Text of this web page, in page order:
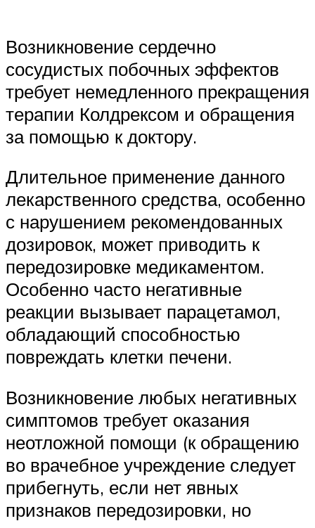
Возникновение сердечно
сосудистых побочных эффектов
требует немедленного прекращения
терапии Колдрексом и обращения
за помощью к доктору.
Длительное применение данного
лекарственного средства, особенно
с нарушением рекомендованных
дозировок, может приводить к
передозировке медикаментом.
Особенно часто негативные
реакции вызывает парацетамол,
обладающий способностью
повреждать клетки печени.
Возникновение любых негативных
симптомов требует оказания
неотложной помощи (к обращению
во врачебное учреждение следует
прибегнуть, если нет явных
признаков передозировки, но